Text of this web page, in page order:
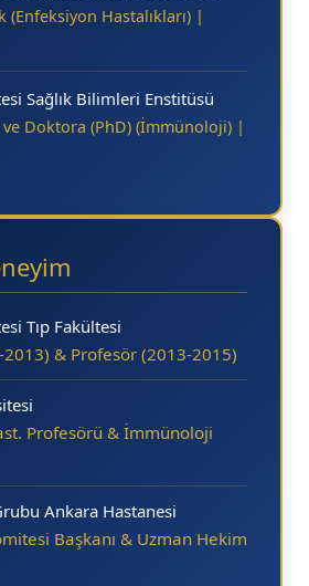
(Enfeksiyon Hastalıkları) |
Sağlık Bilimleri Enstitüsü
Doktora (PhD) (İmmünoloji) |
Tıp Fakültesi
& Profesör (2013-2015)
Profesörü & İmmünoloji
Ankara Hastanesi
Başkanı & Uzman Hekim